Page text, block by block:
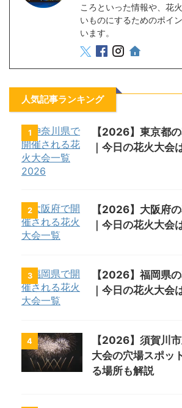
ころといった情報や、花
いものにするためのポイ
います。
人気記事ランキング
1
【2026】東京都
｜今日の花火大会
2
【2026】大阪府
｜今日の花火大会
3
【2026】福岡県
｜今日の花火大会
4
【2026】須賀川
大会の穴場スポッ
る場所も解説